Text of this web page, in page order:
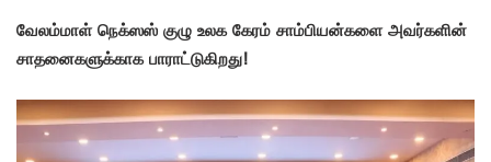
வேலம்மாள் நெக்ஸஸ் குழு உலக கேரம் சாம்பியன்களை அவர்களின்
சாதனைகளுக்காக பாராட்டுகிறது!